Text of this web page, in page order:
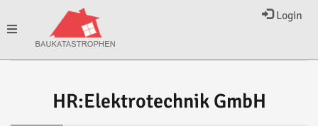
Login
Toggle
HR:Elektrotechnik GmbH